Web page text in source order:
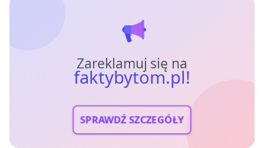
Zareklamuj się na
faktybytom.pl!
SPRAWDŹ SZCZEGÓŁY